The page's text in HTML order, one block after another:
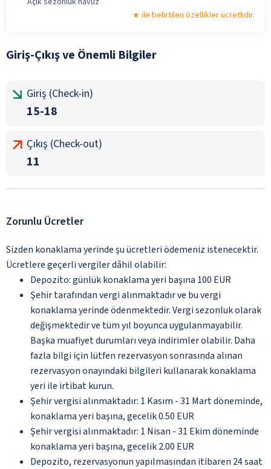
ile belirtilen özellikler ücretlidir.
Giriş-Çıkış ve Önemli Bilgiler
Giriş (Check-in)
15-18
Çıkış (Check-out)
11
Zorunlu Ücretler
Sizden konaklama yerinde şu ücretleri ödemeniz istenecektir.
Ücretlere geçerli vergiler dâhil olabilir:
Depozito: günlük konaklama yeri başına 100 EUR
Şehir tarafından vergi alınmaktadır ve bu vergi
konaklama yerinde ödenmektedir. Vergi sezonluk olarak
değişmektedir ve tüm yıl boyunca uygulanmayabilir.
Başka muafiyet durumları veya indirimler olabilir. Daha
fazla bilgi için lütfen rezervasyon sonrasında alınan
rezervasyon onayındaki bilgileri kullanarak konaklama
yeri ile irtibat kurun.
Şehir vergisi alınmaktadır: 1 Kasım - 31 Mart döneminde,
konaklama yeri başına, gecelik 0.50 EUR
Şehir vergisi alınmaktadır: 1 Nisan - 31 Ekim döneminde
konaklama yeri başına, gecelik 2.00 EUR
Depozito, rezervasyonun yapılmasından itibaren 24 saat